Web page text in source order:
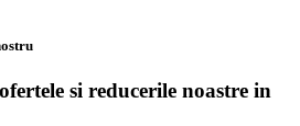
si reducerile noastre in